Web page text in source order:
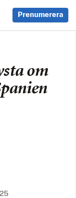
Prenumerera
om